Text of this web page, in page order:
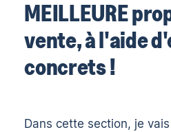
MEILLEURE
vente, à l'aide
concrets !
Dans cette section, je